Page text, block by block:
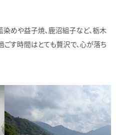
染めや益子焼、鹿沼組子など、栃木
す時間はとても贅沢で、心が落ち